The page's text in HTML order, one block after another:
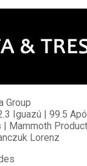
Group
Iguazú | 99.5
| Mammoth
Lorenz